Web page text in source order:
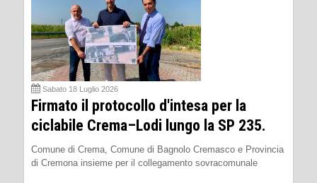
Sabato 18 Luglio 2026
Firmato il protocollo d'intesa per la
ciclabile Crema–Lodi lungo la SP 235.
Comune di Crema, Comune di Bagnolo Cremasco e Provincia
di Cremona insieme per il collegamento sovracomunale